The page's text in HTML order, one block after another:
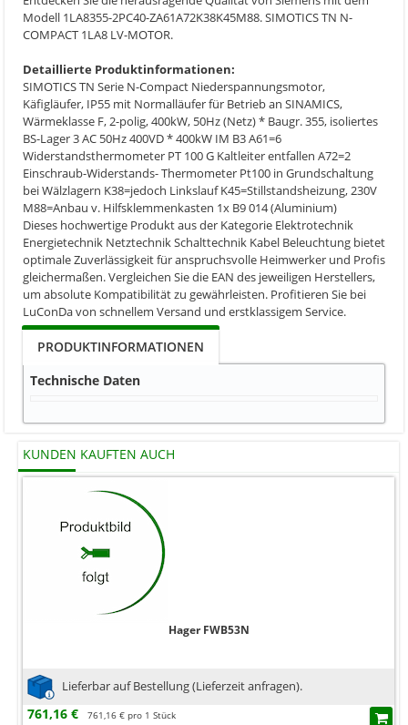
Modell 1LA8355-2PC40-ZA61A72K38K45M88. SIMOTICS TN N-
COMPACT 1LA8 LV-MOTOR.
Detaillierte Produktinformationen:
SIMOTICS TN Serie N-Compact Niederspannungsmotor,
Käfigläufer, IP55 mit Normalläufer für Betrieb an SINAMICS,
Wärmeklasse F, 2-polig, 400kW, 50Hz (Netz) * Baugr. 355, isoliertes
BS-Lager 3 AC 50Hz 400VD * 400kW IM B3 A61=6
Widerstandsthermometer PT 100 G Kaltleiter entfallen A72=2
Einschraub-Widerstands- Thermometer Pt100 in Grundschaltung
bei Wälzlagern K38=jedoch Linkslauf K45=Stillstandsheizung, 230V
M88=Anbau v. Hilfsklemmenkasten 1x B9 014 (Aluminium)
Dieses hochwertige Produkt aus der Kategorie Elektrotechnik
Energietechnik Netztechnik Schalttechnik Kabel Beleuchtung bietet
optimale Zuverlässigkeit für anspruchsvolle Heimwerker und Profis
gleichermaßen. Vergleichen Sie die EAN des jeweiligen Herstellers,
um absolute Kompatibilität zu gewährleisten. Profitieren Sie bei
LuConDa von schnellem Versand und erstklassigem Service.
PRODUKTINFORMATIONEN
Technische Daten
KUNDEN KAUFTEN AUCH
Hager FWB53N
Lieferbar auf Bestellung (Lieferzeit anfragen).
761,16 € 761,16 € pro 1 Stück